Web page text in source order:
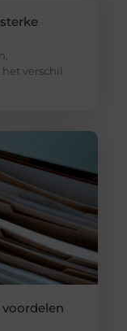
verschil